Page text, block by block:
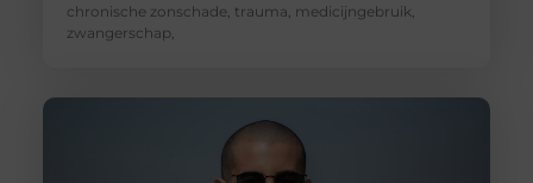
chronische zonschade, trauma, medicijngebruik,
zwangerschap,